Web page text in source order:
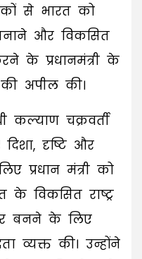
से भारत को
और विकसित
के प्रधानमंत्री के
अपील की।
कल्याण चक्रवर्ती
दृष्टि और
प्रधान मंत्री को
के विकसित राष्ट्र
बनने के लिए
व्यक्त की। उन्होंने